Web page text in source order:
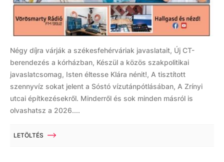
Négy díjra várják a székesfehérváriak javaslatait, Új CT-
berendezés a kórházban, Készül a közös szakpolitikai
javaslatcsomag, Isten éltesse Klára nénit!, A tisztított
szennyvíz sokat jelent a Sóstó vízutánpótlásában, A Zrínyi
utcai építkezésekről. Minderről és sok minden másról is
olvashatsz a 2026....
LETÖLTÉS